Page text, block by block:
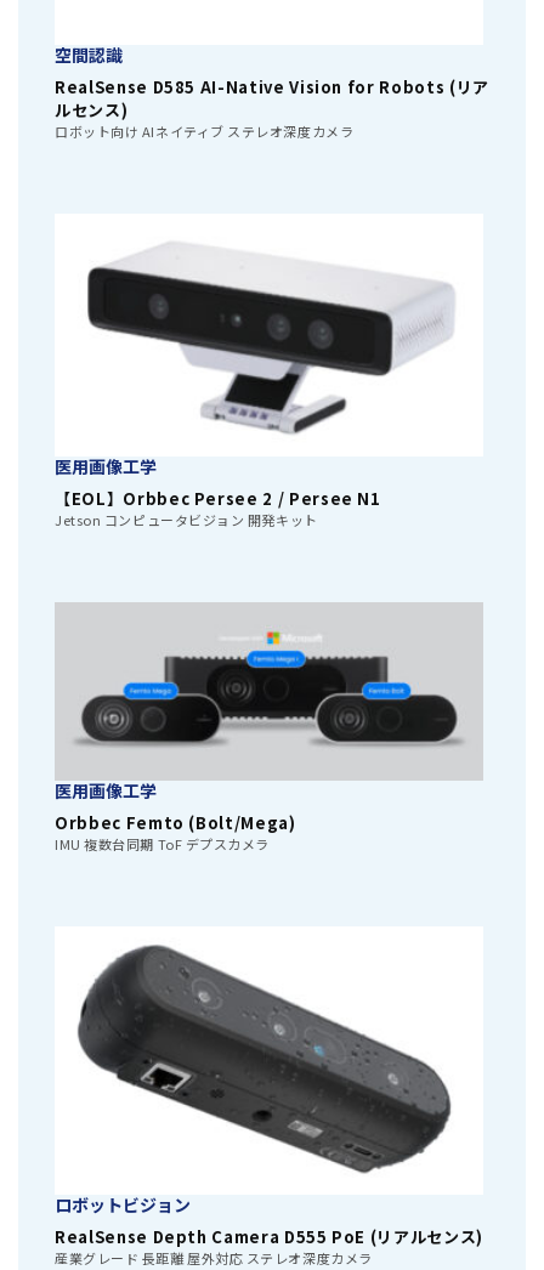
空間認識
RealSense D585 AI-Native Vision for Robots (リア
ルセンス)
ロボット向け AIネイティブ ステレオ深度カメラ
医用画像工学
【EOL】Orbbec Persee 2 / Persee N1
Jetson コンピュータビジョン 開発キット
医用画像工学
Orbbec Femto (Bolt/Mega)
IMU 複数台同期 ToF デプスカメラ
ロボットビジョン
RealSense Depth Camera D555 PoE (リアルセンス)
産業グレード 長距離 屋外対応 ステレオ深度カメラ